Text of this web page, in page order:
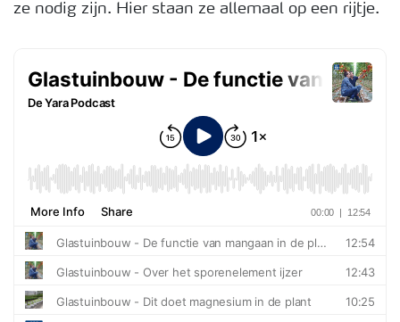
Webinars
ze nodig zijn. Hier staan ze allemaal op een rijtje.